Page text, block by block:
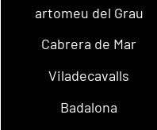
artomeu del Grau
Cabrera de Mar
Viladecavalls
Badalona